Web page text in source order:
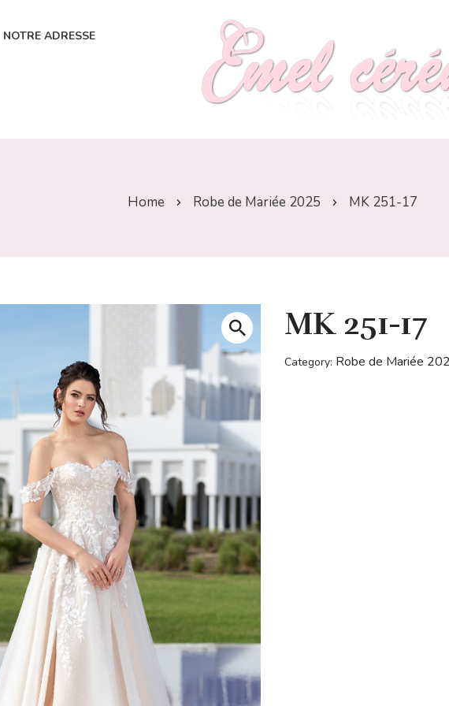
NOTRE ADRESSE
Home Robe de Mariée 2025 MK 251-17
MK 251-17
Category: Robe de Mariée